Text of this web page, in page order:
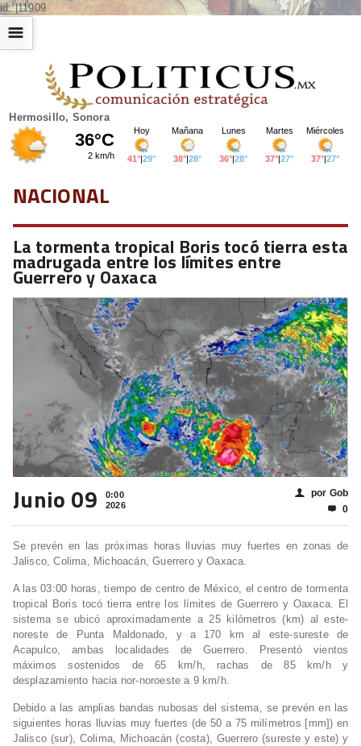
id: |11909
Hermosillo, Sonora
☰
NACIONAL
La tormenta tropical Boris tocó tierra esta
madrugada entre los límites entre
Guerrero y Oaxaca
Junio 09
0:00
2026
👤 por Gob
 0
Se prevén en las próximas horas lluvias muy fuertes en zonas de
Jalisco, Colima, Michoacán, Guerrero y Oaxaca.
A las 03:00 horas, tiempo de centro de México, el centro de tormenta
tropical Boris tocó tierra entre los límites de Guerrero y Oaxaca. El
sistema se ubicó aproximadamente a 25 kilómetros (km) al este-
noreste de Punta Maldonado, y a 170 km al este-sureste de
Acapulco, ambas localidades de Guerrero. Presentó vientos
máximos sostenidos de 65 km/h, rachas de 85 km/h y
desplazamiento hacia nor-noroeste a 9 km/h.
Debido a las amplias bandas nubosas del sistema, se prevén en las
siguientes horas lluvias muy fuertes (de 50 a 75 milímetros [mm]) en
Jalisco (sur), Colima, Michoacán (costa), Guerrero (sureste y este) y